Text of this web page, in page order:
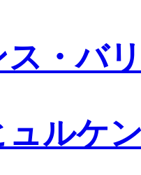
ス・バ
ュルケ